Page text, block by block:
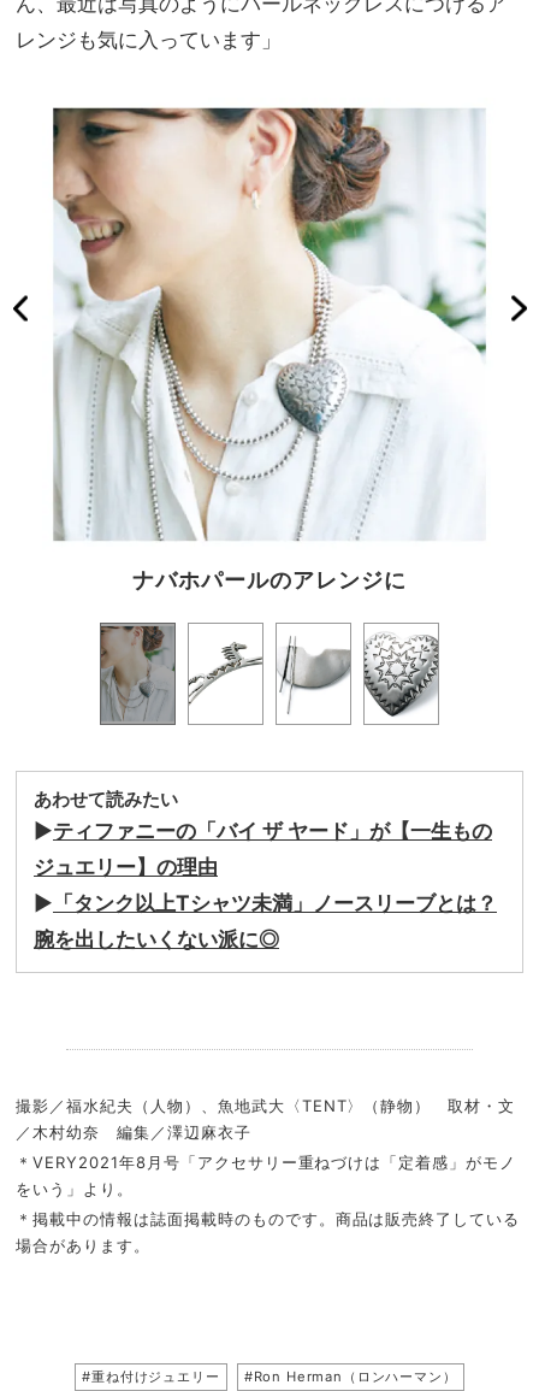
レンジも気に入っています」
ナバホパールのアレンジに
あわせて読みたい
▶︎ティファニーの「バイ ザ ヤード」が【一生もの
ジュエリー】の理由
▶︎ 「タンク以上Tシャツ未満」ノースリーブとは？
腕を出したいくない派に◎
撮影／福水紀夫（人物）、魚地武大〈TENT〉（静物） 取材・文
／木村幼奈 編集／澤辺麻衣子
＊VERY2021年8月号「アクセサリー重ねづけは「定着感」がモノ
をいう」より。
＊掲載中の情報は誌面掲載時のものです。商品は販売終了している
場合があります。
#重ね付けジュエリー #Ron Herman（ロンハーマン）